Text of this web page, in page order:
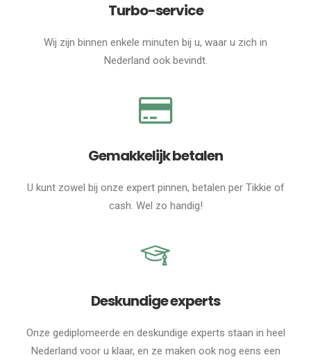
Turbo-service
Wij zijn binnen enkele minuten bij u, waar u zich in
Nederland ook bevindt.
Gemakkelijk betalen
U kunt zowel bij onze expert pinnen, betalen per Tikkie of
cash. Wel zo handig!
Deskundige experts
Onze gediplomeerde en deskundige experts staan in heel
Nederland voor u klaar, en ze maken ook nog eens een